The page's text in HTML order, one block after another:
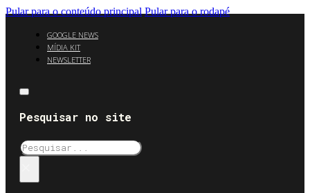
Pular para o conteúdo principal Pular para o rodapé
GOOGLE NEWS
MÍDIA KIT
NEWSLETTER
Pesquisar no site
Pesquisar